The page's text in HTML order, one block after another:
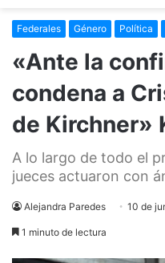
Federales Género Política
«Ante la
condena a
de Kirchner»
A lo largo de todo el
jueces actuaron con
Alejandra Paredes 10 de
1 minuto de lectura